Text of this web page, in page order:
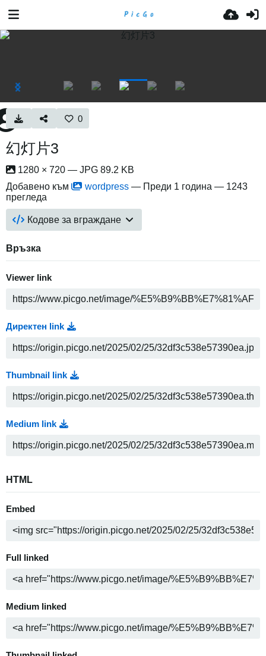
0
幻灯片3
1280 × 720 — JPG 89.2 KB
Добавено към
wordpress — Преди 1 година — 1243
прегледа
Кодове за вграждане
Връзка
Viewer link
Директен link
Thumbnail link
Medium link
HTML
Embed
Full linked
Medium linked